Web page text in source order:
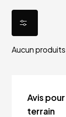
Aucun produits
Avis
terrain